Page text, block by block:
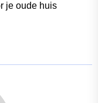
je oude huis